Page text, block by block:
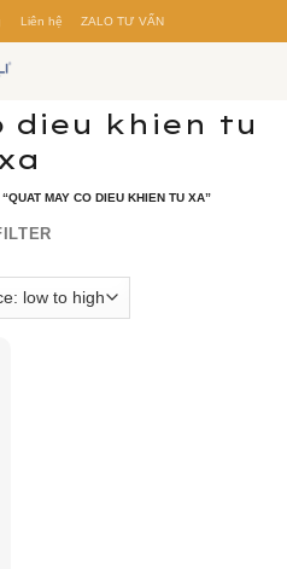
Liên hệ ZALO TƯ VẤN
dieu khien tu
MAY CO DIEU KHIEN TU XA”